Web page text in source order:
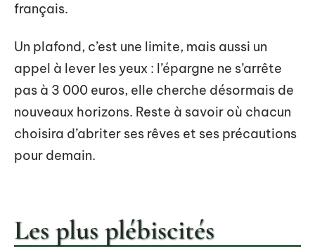
français.
Un plafond, c’est une limite, mais aussi un
appel à lever les yeux : l’épargne ne s’arrête
pas à 3 000 euros, elle cherche désormais de
nouveaux horizons. Reste à savoir où chacun
choisira d’abriter ses rêves et ses précautions
pour demain.
Les plus plébiscités